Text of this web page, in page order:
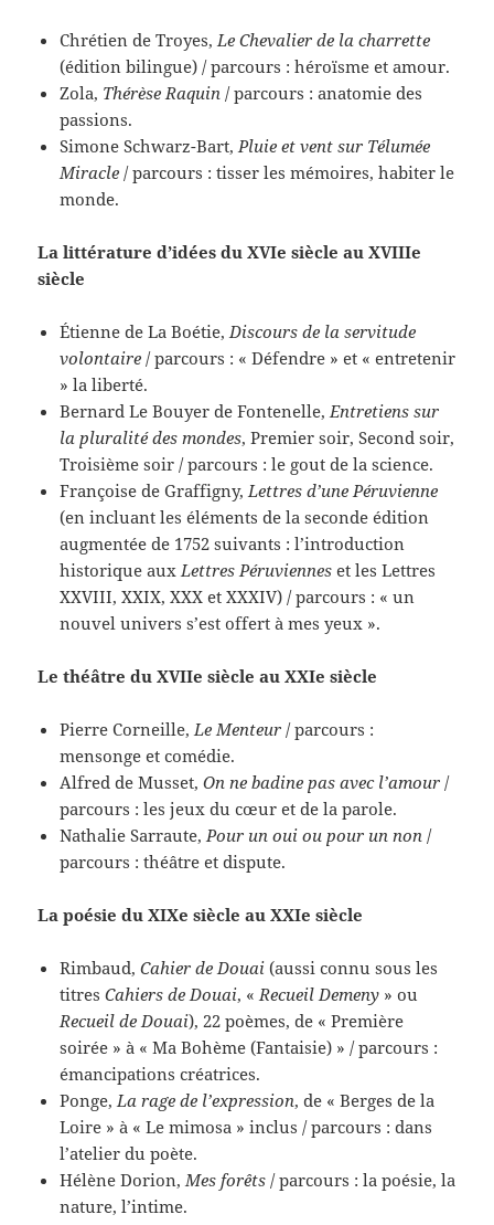
Chrétien de Troyes,Le Chevalier de la charrette
(édition bilingue) / parcours : héroïsme et amour.
Zola, Thérèse Raquin / parcours : anatomie des
passions.
Simone Schwarz-Bart,Pluie et vent sur Télumée
Miracle / parcours : tisser les mémoires, habiter le
monde.
La littérature d’idées du XVIe siècle au XVIIIe
siècle
Étienne de La Boétie,Discours de la servitude
volontaire / parcours : « Défendre » et « entretenir
» la liberté.
Bernard Le Bouyer de Fontenelle,Entretiens sur
la pluralité des mondes, Premier soir, Second soir,
Troisième soir / parcours : le gout de la science.
Françoise de Graffigny,Lettres d’une Péruvienne
(en incluant les éléments de la seconde édition
augmentée de 1752 suivants : l’introduction
historique auxLettres Péruviennes et les Lettres
XXVIII, XXIX, XXX et XXXIV) / parcours : « un
nouvel univers s’est offert à mes yeux ».
Le théâtre du XVIIe siècle au XXIe siècle
Pierre Corneille,Le Menteur/ parcours :
mensonge et comédie.
Alfred de Musset,On ne badine pas avec l’amour /
parcours : les jeux du cœur et de la parole.
Nathalie Sarraute,Pour un oui ou pour un non /
parcours : théâtre et dispute.
La poésie du XIXe siècle au XXIe siècle
Rimbaud,Cahier de Douai (aussi connu sous les
titresCahiers de Douai, «Recueil Demeny » ou
Recueil de Douai), 22 poèmes, de « Première
soirée » à « Ma Bohème (Fantaisie) » / parcours :
émancipations créatrices.
Ponge,La rage de l’expression, de « Berges de la
Loire » à « Le mimosa » inclus / parcours : dans
l’atelier du poète.
Hélène Dorion,Mes forêts / parcours : la poésie, la
nature, l’intime.